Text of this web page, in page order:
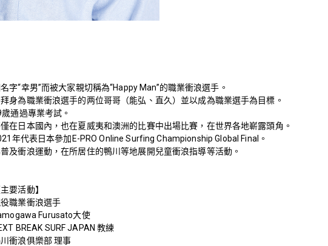
字“幸男”而被大家親切稱為“Happy Man”的職業衝浪選手。
身為職業衝浪選手的两位哥哥（能弘、直久）並以成為職業選手為目標。
歲通過專業考試。
在日本國內，也在夏威夷和澳洲的比賽中出場比賽，在世界各地嶄露頭角。
年代表日本參加E-PRO Online Surfing Championship Global Final。
及衝浪運動，在所居住的鴨川等地展開兒童衝浪指導等活動。
主要活動】
職業衝浪選手
Furusato大使
BREAK SURF JAPAN 教練
衝浪俱樂部 理事